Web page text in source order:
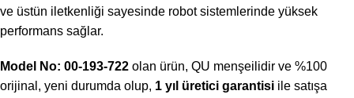
ve üstün iletkenliği sayesinde robot sistemlerinde yüksek
performans sağlar.
Model No: 00-193-722 olan ürün, QU menşeilidir ve %100
orijinal, yeni durumda olup, 1 yıl üretici garantisi ile satışa